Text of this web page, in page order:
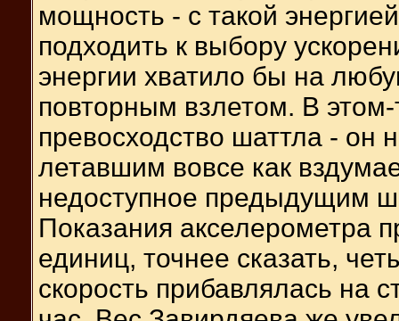
мощность - с такой
подходить к выбору
энергии хватило бы на
повторным взлетом. В
превосходство шаттла -
летавшим вовсе как
недоступное предыдущим
Показания акселерометра
единиц, точнее сказать,
скорость прибавлялась на